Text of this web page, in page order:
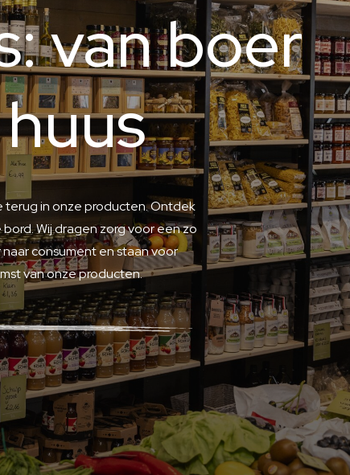
van boer
terug in onze producten. Ontdek
Wij dragen zorg voor een zo
consument en staan voor
van onze producten.